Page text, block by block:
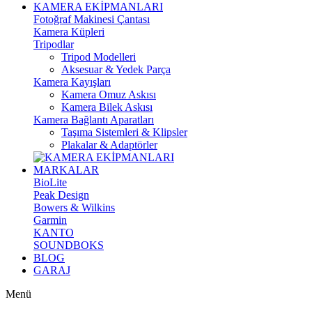
KAMERA EKİPMANLARI
Fotoğraf Makinesi Çantası
Kamera Küpleri
Tripodlar
Tripod Modelleri
Aksesuar & Yedek Parça
Kamera Kayışları
Kamera Omuz Askısı
Kamera Bilek Askısı
Kamera Bağlantı Aparatları
Taşıma Sistemleri & Klipsler
Plakalar & Adaptörler
MARKALAR
BioLite
Peak Design
Bowers & Wilkins
Garmin
KANTO
SOUNDBOKS
BLOG
GARAJ
Menü